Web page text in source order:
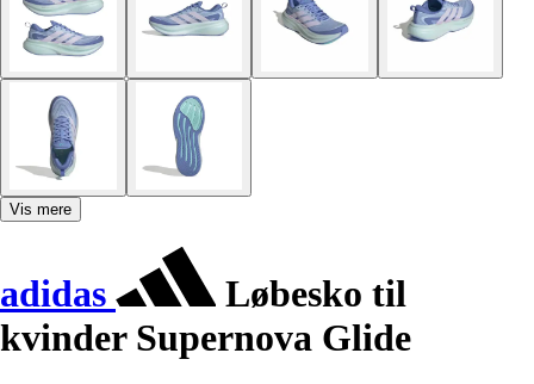
Vis mere
adidas
Løbesko til
kvinder Supernova Glide